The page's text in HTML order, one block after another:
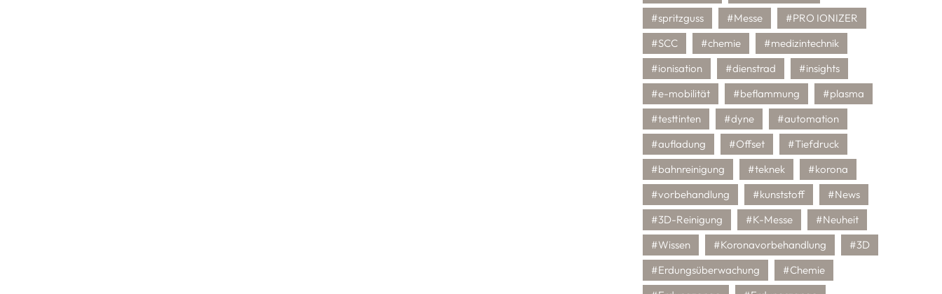
#spritzguss
#Messe
#PRO IONIZER
#SCC
#chemie
#medizintechnik
#ionisation
#dienstrad
#insights
#e-mobilität
#beflammung
#plasma
#testtinten
#dyne
#automation
#aufladung
#Offset
#Tiefdruck
#bahnreinigung
#teknek
#korona
#vorbehandlung
#kunststoff
#News
#3D-Reinigung
#K-Messe
#Neuheit
#Wissen
#Koronavorbehandlung
#3D
#Erdungsüberwachung
#Chemie